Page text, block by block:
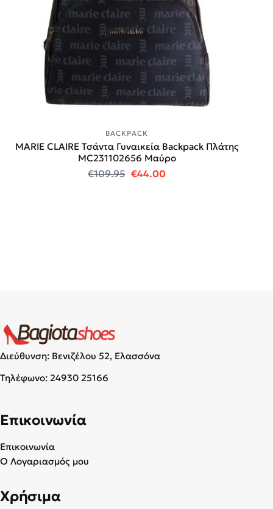
BACKPACK
MARIE CLAIRE Τσάντα Γυναικεία Backpack Πλάτης
MC231102656 Μαύρο
€109.95 Original price was: €109.95.
€44.00Η τρέχουσα τιμή
Διεύθυνση: Βενιζέλου 52, Ελασσόνα
Τηλέφωνο: 24930 25166
Επικοινωνία
Επικοινωνία
Ο Λογαριασμός μου
Χρήσιμα